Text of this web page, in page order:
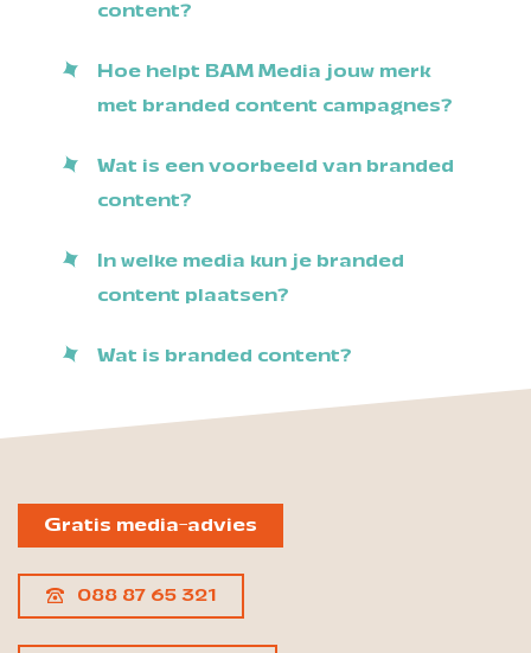
content?
Hoe helpt BAM Media jouw merk
met branded content campagnes?
Wat is een voorbeeld van branded
content?
In welke media kun je branded
content plaatsen?
Wat is branded content?
Gratis media-advies
088 87 65 321